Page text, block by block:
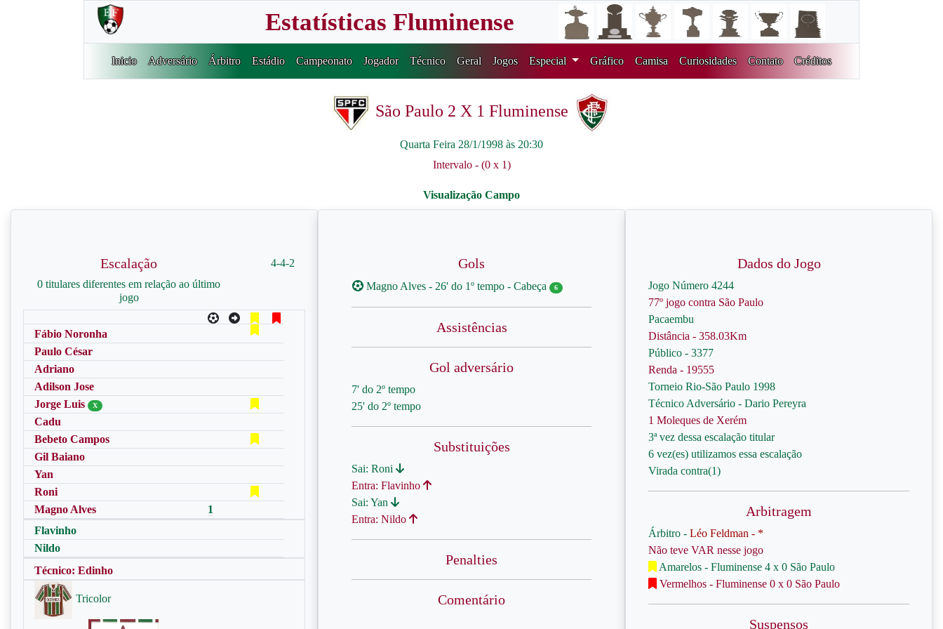
Estatísticas Fluminense
Inicio Adversário Árbitro Estádio Campeonato Jogador Técnico Geral Jogos Especial Gráfico Camisa Curiosidades Contato Créditos
São Paulo 2 X 1 Fluminense
Quarta Feira 28/1/1998 às 20:30
Intervalo - (0 x 1)
Escalação
0 titulares diferentes em relação ao último
jogo
4-4-2
Fábio Noronha
Paulo César
Adriano
Adilson Jose
Jorge Luis
X
Cadu
Bebeto Campos
Gil Baiano
Yan
Roni
Magno Alves
1
Flavinho
Nildo
Técnico: Edinho
Tricolor
Gols
Magno Alves - 26' do 1º tempo - Cabeça 6
Assistências
Gol adversário
7' do 2º tempo
25' do 2º tempo
Substituições
Sai: Roni
Entra: Flavinho
Sai: Yan
Entra: Nildo
Penalties
Comentário
Dados do Jogo
Jogo Número 4244
77º jogo contra São Paulo
Pacaembu
Distância - 358.03Km
Público - 3377
Renda - 19555
Torneio Rio-São Paulo 1998
Técnico Adversário - Dario Pereyra
1 Moleques de Xerém
3ª vez dessa escalação titular
6 vez(es) utilizamos essa escalação
Virada contra(1)
Arbitragem
Árbitro - Léo Feldman - *
Não teve VAR nesse jogo
Amarelos - Fluminense 4 x 0 São Paulo
Vermelhos - Fluminense 0 x 0 São Paulo
Suspensos